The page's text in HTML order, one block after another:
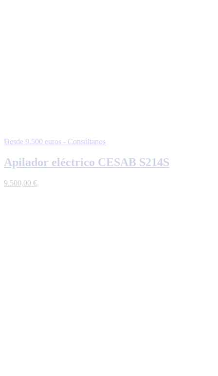
Desde 9.500 euros - Consúltanos
Apilador eléctrico CESAB S214S
9.500,00 €